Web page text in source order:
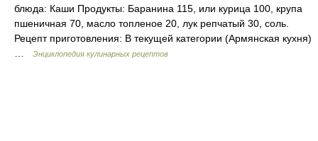
блюда: Каши Продукты: Баранина 115, или курица 100, крупа
пшеничная 70, масло топленое 20, лук репчатый 30, соль.
Рецепт приготовления: В текущей категории (Армянская кухня)
Энциклопедия кулинарных рецептов